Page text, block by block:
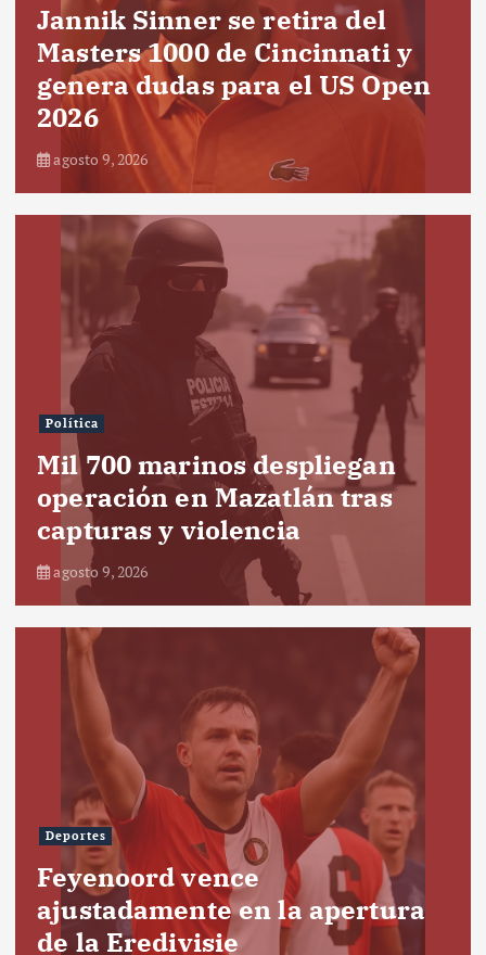
Jannik Sinner se retira del
Masters 1000 de Cincinnati y
genera dudas para el US Open
2026
agosto 9, 2026
Política
Mil 700 marinos despliegan
operación en Mazatlán tras
capturas y violencia
agosto 9, 2026
Deportes
Feyenoord vence
ajustadamente en la apertura
de la Eredivisie